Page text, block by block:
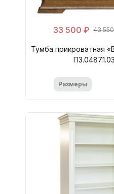
33 500 ₽ 43
Тумба прикроватная
Размеры